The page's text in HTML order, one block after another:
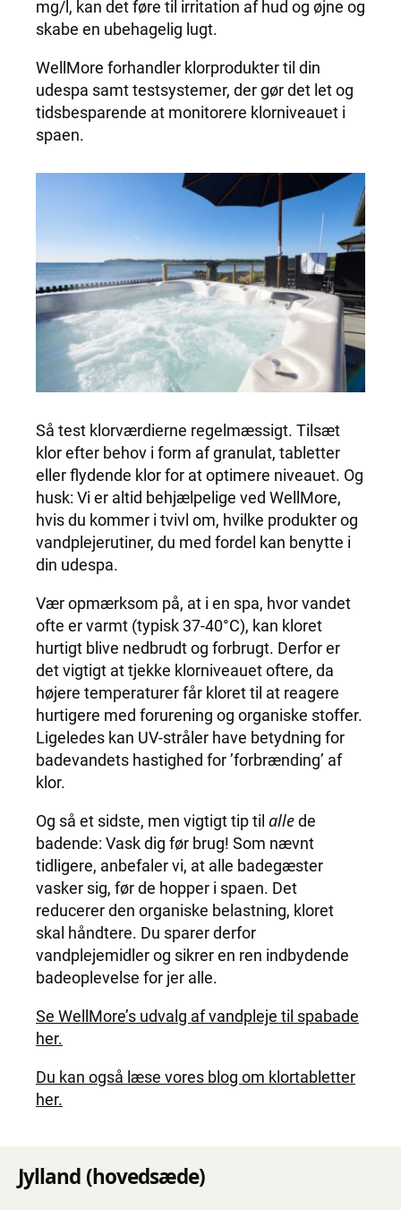
mg/l, kan det føre til irritation af hud og øjne og
skabe en ubehagelig lugt.
WellMore forhandler klorprodukter til din
udespa samt testsystemer, der gør det let og
tidsbesparende at monitorere klorniveauet i
spaen.
Så test klorværdierne regelmæssigt. Tilsæt
klor efter behov i form af granulat, tabletter
eller flydende klor for at optimere niveauet. Og
husk: Vi er altid behjælpelige ved WellMore,
hvis du kommer i tvivl om, hvilke produkter og
vandplejerutiner, du med fordel kan benytte i
din udespa.
Vær opmærksom på, at i en spa, hvor vandet
ofte er varmt (typisk 37-40°C), kan kloret
hurtigt blive nedbrudt og forbrugt. Derfor er
det vigtigt at tjekke klorniveauet oftere, da
højere temperaturer får kloret til at reagere
hurtigere med forurening og organiske stoffer.
Ligeledes kan UV-stråler have betydning for
badevandets hastighed for ’forbrænding’ af
klor.
Og så et sidste, men vigtigt tip til allede
badende: Vask dig før brug! Som nævnt
tidligere, anbefaler vi, at alle badegæster
vasker sig, før de hopper i spaen. Det
reducerer den organiske belastning, kloret
skal håndtere. Du sparer derfor
vandplejemidler og sikrer en ren indbydende
badeoplevelse for jer alle.
Se WellMore’s udvalg af vandpleje til spabade
her.
Du kan også læse vores blog om klortabletter
her.
Jylland (hovedsæde)